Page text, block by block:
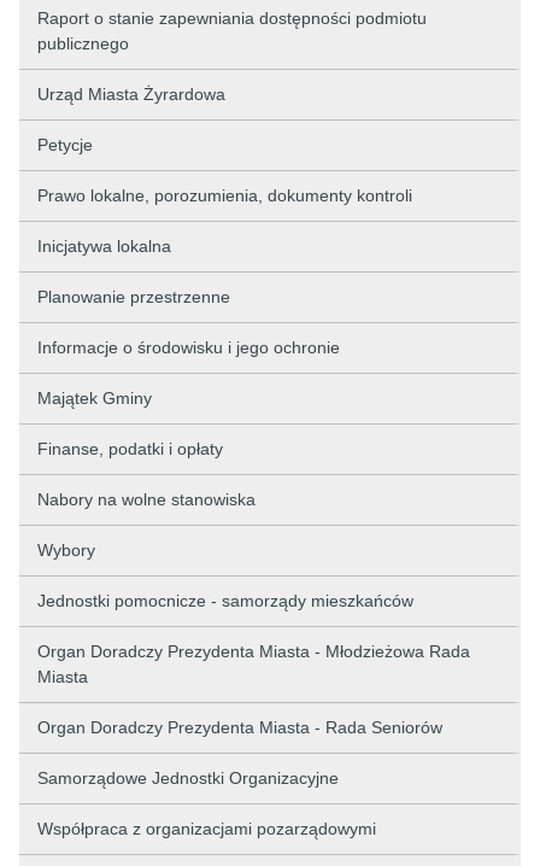
Raport o stanie zapewniania dostępności podmiotu
publicznego
Urząd Miasta Żyrardowa
Petycje
Prawo lokalne, porozumienia, dokumenty kontroli
Inicjatywa lokalna
Planowanie przestrzenne
Informacje o środowisku i jego ochronie
Majątek Gminy
Finanse, podatki i opłaty
Nabory na wolne stanowiska
Wybory
Jednostki pomocnicze - samorządy mieszkańców
Organ Doradczy Prezydenta Miasta - Młodzieżowa Rada
Miasta
Organ Doradczy Prezydenta Miasta - Rada Seniorów
Samorządowe Jednostki Organizacyjne
Współpraca z organizacjami pozarządowymi